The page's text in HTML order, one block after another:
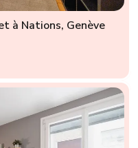
à Nations, Genève